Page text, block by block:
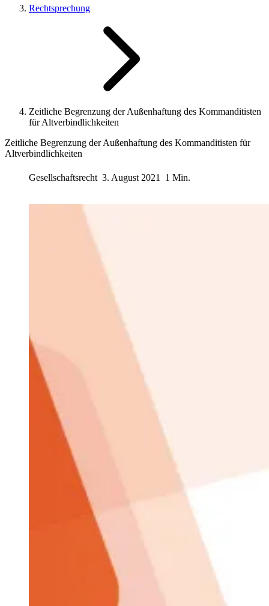
Rechtsprechung
Zeitliche Begrenzung der Außenhaftung des Kommanditisten
für Altverbindlichkeiten
Zeitliche Begrenzung der Außenhaftung des Kommanditisten für
Altverbindlichkeiten
Gesellschaftsrecht 3. August 2021 1 Min.